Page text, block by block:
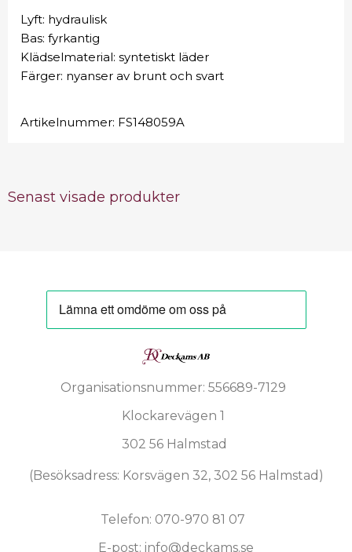
Lyft: hydraulisk
Bas: fyrkantig
Klädselmaterial: syntetiskt läder
Färger: nyanser av brunt och svart
Artikelnummer: FS148059A
Senast visade produkter
Organisationsnummer: 556689-7129
Klockarevägen 1
302 56 Halmstad
(Besöksadress: Korsvägen 32, 302 56 Halmstad)
Telefon: 070-970 81 07
E-post: info@deckams.se